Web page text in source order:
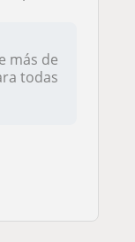
más de
todas